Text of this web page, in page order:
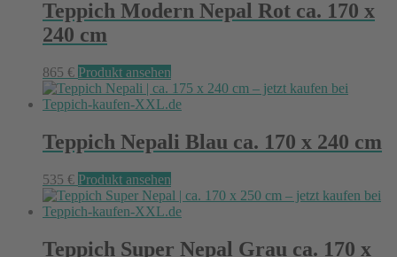
Teppich Modern Nepal Rot ca. 170 x
240 cm
865 € Produkt ansehen
Teppich Nepali Blau ca. 170 x 240 cm
535 € Produkt ansehen
Teppich Super Nepal Grau ca. 170 x